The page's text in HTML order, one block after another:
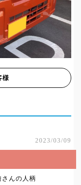
様
2023/03/09
んの人柄